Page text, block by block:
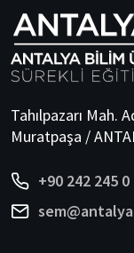
Tahılpazarı Mah.
Muratpaşa /
+90 242 245 0